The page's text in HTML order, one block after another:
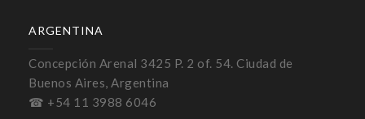
ARGENTINA
Concepción Arenal 3425 P. 2 of. 54. Ciudad de
Buenos Aires, Argentina
☎ +54 11 3988 6046